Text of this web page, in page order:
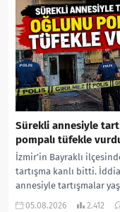
Sürekli annesiyle
pompalı tüfekle
İzmir’in Bayraklı
tartışma kanlı bitti.
annesiyle tartışmalar
yaşındaki...
05.08.2026 2.412